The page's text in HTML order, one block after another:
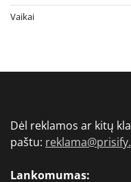
Vaikai
Dėl reklamos ar kitų
paštu:
Lankomumas: